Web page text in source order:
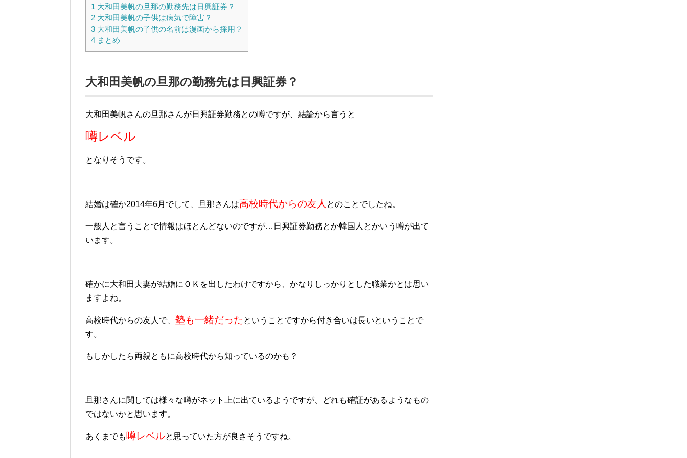
1 大和田美帆の旦那の勤務先は日興証券？
2 大和田美帆の子供は病気で障害？
3 大和田美帆の子供の名前は漫画から採用？
4 まとめ
大和田美帆の旦那の勤務先は日興証券？
大和田美帆さんの旦那さんが日興証券勤務との噂ですが、結論から言うと
噂レベル
となりそうです。
結婚は確か2014年6月でして、旦那さんは高校時代からの友人 とのことでしたね。
一般人と言うことで情報はほとんどないのですが…日興証券勤務とか韓国人とかいう噂が出て
います。
確かに大和田夫妻が結婚にＯＫを出したわけですから、かなりしっかりとした職業かとは思い
ますよね。
高校時代からの友人で、 塾も一緒だった ということですから付き合いは長いということで
す。
もしかしたら両親ともに高校時代から知っているのかも？
旦那さんに関しては様々な噂がネット上に出ているようですが、どれも確証があるようなもの
ではないかと思います。
あくまでも噂レベルと思っていた方が良さそうですね。